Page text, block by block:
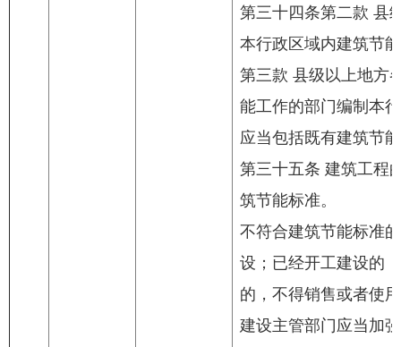
第三十四条第二款 县
本行政区域内建筑节
第三款 县级以上地方
能工作的部门编制本
应当包括既有建筑节
第三十五条 建筑工程
筑节能标准。
不符合建筑节能标准
设；已经开工建设的
的，不得销售或者使
建设主管部门应当加